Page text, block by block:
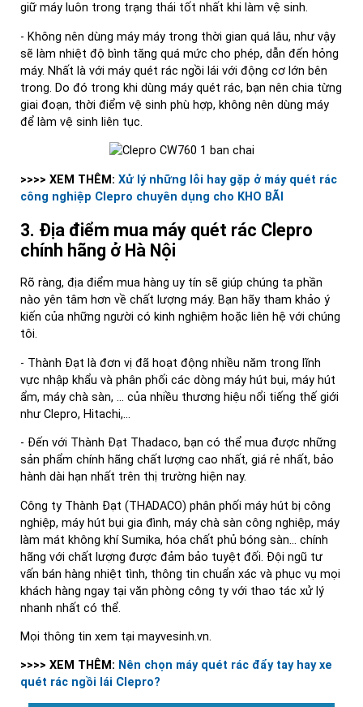
giữ máy luôn trong trạng thái tốt nhất khi làm vệ sinh.
- Không nên dùng máy máy trong thời gian quá lâu, như vậy
sẽ làm nhiệt độ bình tăng quá mức cho phép, dẫn đến hỏng
máy. Nhất là với máy quét rác ngồi lái với động cơ lớn bên
trong. Do đó trong khi dùng máy quét rác, bạn nên chia từng
giai đoạn, thời điểm vệ sinh phù hợp, không nên dùng máy
để làm vệ sinh liên tục.
>>>> XEM THÊM: Xử lý những lỗi hay gặp ở máy quét rác
công nghiệp Clepro chuyên dụng cho KHO BÃI
3. Địa điểm mua máy quét rác Clepro
chính hãng ở Hà Nội
Rõ ràng, địa điểm mua hàng uy tín sẽ giúp chúng ta phần
nào yên tâm hơn về chất lượng máy. Bạn hãy tham khảo ý
kiến của những người có kinh nghiệm hoặc liên hệ với chúng
tôi.
- Thành Đạt là đơn vị đã hoạt động nhiều năm trong lĩnh
vực nhập khẩu và phân phối các dòng máy hút bụi, máy hút
ẩm, máy chà sàn, … của nhiều thương hiệu nổi tiếng thế giới
như Clepro, Hitachi,...
- Đến với Thành Đạt Thadaco, bạn có thể mua được những
sản phẩm chính hãng chất lượng cao nhất, giá rẻ nhất, bảo
hành dài hạn nhất trên thị trường hiện nay.
Công ty Thành Đạt (THADACO) phân phối máy hút bị công
nghiệp, máy hút bụi gia đình, máy chà sàn công nghiệp, máy
làm mát không khí Sumika, hóa chất phủ bóng sàn... chính
hãng với chất lượng được đảm bảo tuyệt đối. Đội ngũ tư
vấn bán hàng nhiệt tình, thông tin chuẩn xác và phục vụ mọi
khách hàng ngay tại văn phòng công ty với thao tác xử lý
nhanh nhất có thể.
Mọi thông tin xem tại mayvesinh.vn.
>>>> XEM THÊM: Nên chọn máy quét rác đẩy tay hay xe
quét rác ngồi lái Clepro?